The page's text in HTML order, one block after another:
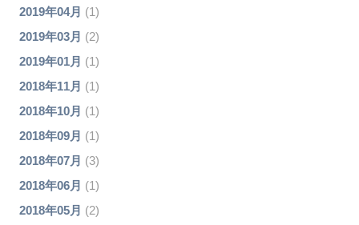
2019年04月 (1)
2019年03月 (2)
2019年01月 (1)
2018年11月 (1)
2018年10月 (1)
2018年09月 (1)
2018年07月 (3)
2018年06月 (1)
2018年05月 (2)